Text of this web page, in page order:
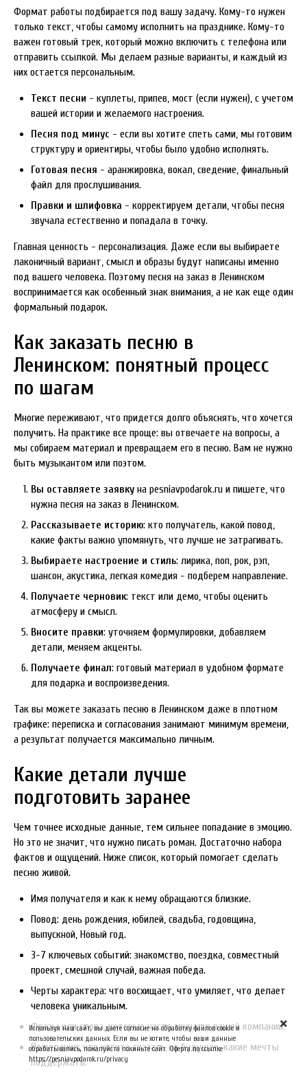
Формат работы подбирается под вашу задачу. Кому-то нужен
только текст, чтобы самому исполнить на празднике. Кому-то
важен готовый трек, который можно включить с телефона или
отправить ссылкой. Мы делаем разные варианты, и каждый из
них остается персональным.
Текст песни - куплеты, припев, мост (если нужен), с учетом
вашей истории и желаемого настроения.
Песня под минус - если вы хотите спеть сами, мы готовим
структуру и ориентиры, чтобы было удобно исполнять.
Готовая песня - аранжировка, вокал, сведение, финальный
файл для прослушивания.
Правки и шлифовка - корректируем детали, чтобы песня
звучала естественно и попадала в точку.
Главная ценность - персонализация. Даже если вы выбираете
лаконичный вариант, смысл и образы будут написаны именно
под вашего человека. Поэтому песня на заказ в Ленинском
воспринимается как особенный знак внимания, а не как еще один
формальный подарок.
Как заказать песню в
Ленинском: понятный процесс
по шагам
Многие переживают, что придется долго объяснять, что хочется
получить. На практике все проще: вы отвечаете на вопросы, а
мы собираем материал и превращаем его в песню. Вам не нужно
быть музыкантом или поэтом.
Вы оставляете заявку на pesniavpodarok.ru и пишете, что
нужна песня на заказ в Ленинском.
Рассказываете историю: кто получатель, какой повод,
какие факты важно упомянуть, что лучше не затрагивать.
Выбираете настроение и стиль: лирика, поп, рок, рэп,
шансон, акустика, легкая комедия - подберем направление.
Получаете черновик: текст или демо, чтобы оценить
атмосферу и смысл.
Вносите правки: уточняем формулировки, добавляем
детали, меняем акценты.
Получаете финал: готовый материал в удобном формате
для подарка и воспроизведения.
Так вы можете заказать песню в Ленинском даже в плотном
графике: переписка и согласования занимают минимум времени,
а результат получается максимально личным.
Какие детали лучше
подготовить заранее
Чем точнее исходные данные, тем сильнее попадание в эмоцию.
Но это не значит, что нужно писать роман. Достаточно набора
фактов и ощущений. Ниже список, который помогает сделать
песню живой.
Имя получателя и как к нему обращаются близкие.
Повод: день рождения, юбилей, свадьба, годовщина,
выпускной, Новый год.
3-7 ключевых событий: знакомство, поездка, совместный
проект, смешной случай, важная победа.
Черты характера: что восхищает, что умиляет, что делает
человека уникальным.
Фразы или слова, которые часто звучат в вашей компании.
Пожелания: что хотите сказать на будущее, какие мечты
поддержать.
Используя наш сайт, вы даете согласие на обработку файлов cookie и
пользовательских данных. Если вы не хотите, чтобы ваши данные
обрабатывались, пожалуйста покиньте сайт. Оферта по ссылке
https://pesniavpodarok.ru/privacy